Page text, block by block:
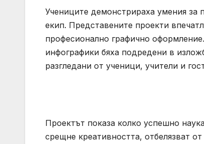
Учениците демонстрираха умения за
екип. Представените проекти
професионално графично
инфографики бяха подредени в
разгледани от ученици, учители и
Проектът показа колко успешно
срещне креативността, отбелязват